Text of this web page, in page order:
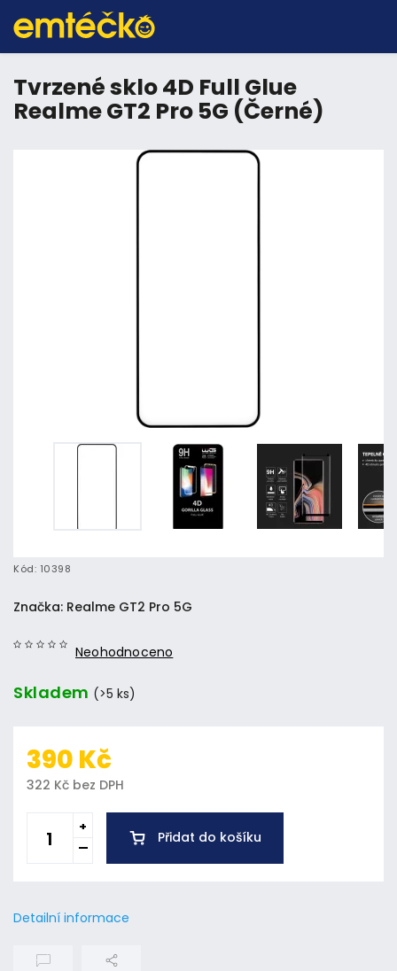
Tvrzené sklo 4D Full Glue
Realme GT2 Pro 5G (Černé)
Kód: 10398
Neohodnoceno
Značka: Realme GT2 Pro 5G
Skladem (>5 ks)
390 Kč
322 Kč bez DPH
Přidat do košíku
Detailní informace